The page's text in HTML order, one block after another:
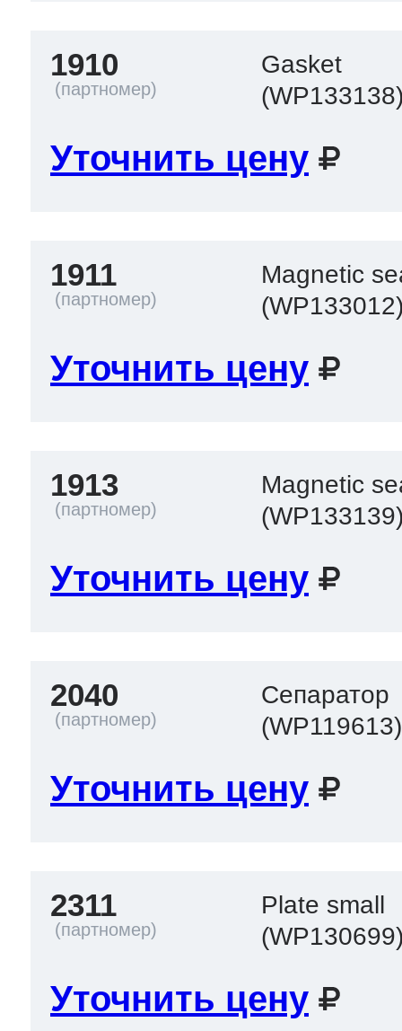
1910
Gasket
Уточнить цену
1911
Magnetic
Уточнить цену
1913
Magnetic
Уточнить цену
2040
Сепаратор
(WP119613)
Уточнить цену
2311
Plate small
Уточнить цену